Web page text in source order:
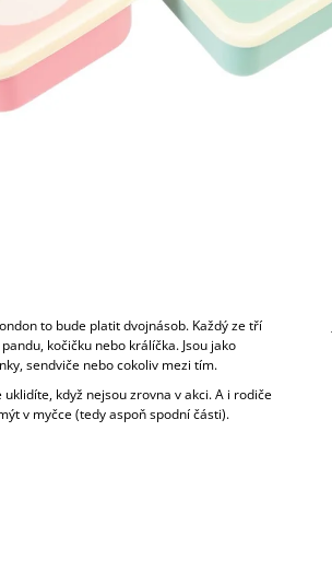
to bude platit dvojnásob. Každý ze tří
kočičku nebo králíčka. Jsou jako
sendviče nebo cokoliv mezi tím.
když nejsou zrovna v akci. A i rodiče
v myčce (tedy aspoň spodní části).